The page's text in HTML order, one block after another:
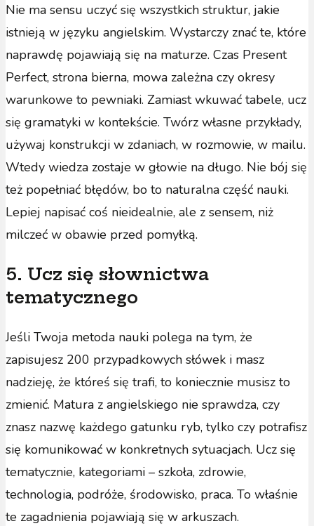
Nie ma sensu uczyć się wszystkich struktur, jakie
istnieją w języku angielskim. Wystarczy znać te, które
naprawdę pojawiają się na maturze. Czas Present
Perfect, strona bierna, mowa zależna czy okresy
warunkowe to pewniaki. Zamiast wkuwać tabele, ucz
się gramatyki w kontekście. Twórz własne przykłady,
używaj konstrukcji w zdaniach, w rozmowie, w mailu.
Wtedy wiedza zostaje w głowie na długo. Nie bój się
też popełniać błędów, bo to naturalna część nauki.
Lepiej napisać coś nieidealnie, ale z sensem, niż
milczeć w obawie przed pomyłką.
5. Ucz się słownictwa
tematycznego
Jeśli Twoja metoda nauki polega na tym, że
zapisujesz 200 przypadkowych słówek i masz
nadzieję, że któreś się trafi, to koniecznie musisz to
zmienić. Matura z angielskiego nie sprawdza, czy
znasz nazwę każdego gatunku ryb, tylko czy potrafisz
się komunikować w konkretnych sytuacjach. Ucz się
tematycznie, kategoriami – szkoła, zdrowie,
technologia, podróże, środowisko, praca. To właśnie
te zagadnienia pojawiają się w arkuszach.